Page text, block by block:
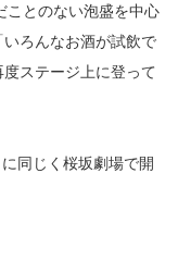
ことのない泡盛を中心
ろんなお酒が試飲で
ステージ上に登って
同じく桜坂劇場で開